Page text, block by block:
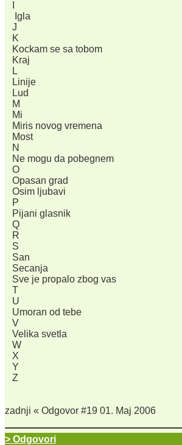
Igla
J
K
Kockam se sa tobom
Kraj
L
Linije
Lud
M
Mi
Miris novog vremena
Most
N
Ne mogu da pobegnem
O
Opasan grad
Osim ljubavi
P
Pijani glasnik
Q
R
S
San
Secanja
Sve je propalo zbog vas
T
U
Umoran od tebe
V
Velika svetla
W
X
Y
Z
zadnji « Odgovor #19 01. Maj 2006
> Odgovori